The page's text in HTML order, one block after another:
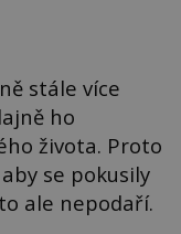
stále více
ho
života. Proto
se pokusily
ale nepodaří.